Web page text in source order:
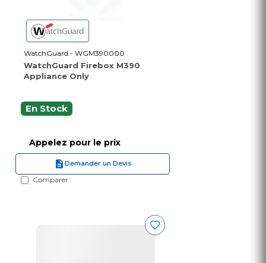
WatchGuard - WGM390000
WatchGuard Firebox M390
Appliance Only
En Stock
Appelez pour le prix
Demander un Devis
Comparer